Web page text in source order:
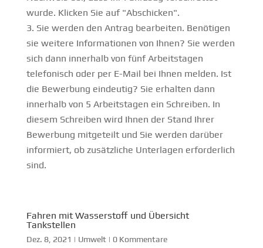
wurde. Klicken Sie auf "Abschicken".
Sie werden den Antrag bearbeiten. Benötigen
sie weitere Informationen von Ihnen? Sie werden
sich dann innerhalb von fünf Arbeitstagen
telefonisch oder per E-Mail bei Ihnen melden. Ist
die Bewerbung eindeutig? Sie erhalten dann
innerhalb von 5 Arbeitstagen ein Schreiben. In
diesem Schreiben wird Ihnen der Stand Ihrer
Bewerbung mitgeteilt und Sie werden darüber
informiert, ob zusätzliche Unterlagen erforderlich
sind.
Fahren mit Wasserstoff und Übersicht
Tankstellen
Dez. 8, 2021 | Umwelt| 0 Kommentare